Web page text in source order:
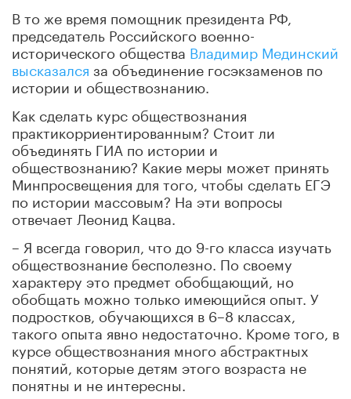
В то же время помощник президента РФ,
председатель Российского военно-
исторического общества Владимир Мединский
высказался за объединение госэкзаменов по
истории и обществознанию.
Как сделать курс обществознания
практикорриентированным? Стоит ли
объединять ГИА по истории и
обществознанию? Какие меры может принять
Минпросвещения для того, чтобы сделать ЕГЭ
по истории массовым? На эти вопросы
отвечает Леонид Кацва.
– Я всегда говорил, что до 9-го класса изучать
обществознание бесполезно. По своему
характеру это предмет обобщающий, но
обобщать можно только имеющийся опыт. У
подростков, обучающихся в 6–8 классах,
такого опыта явно недостаточно. Кроме того, в
курсе обществознания много абстрактных
понятий, которые детям этого возраста не
понятны и не интересны.